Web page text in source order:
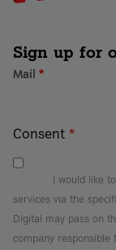
Sign up for
Mail *
Consent *
I would like
services via the
Digital may pass on
company